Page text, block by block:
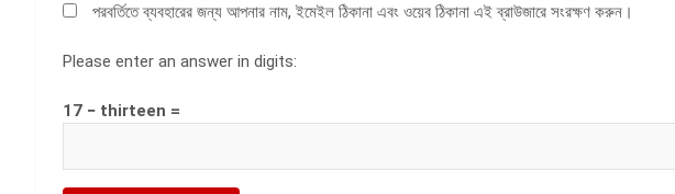
পরবর্তিতে ব্যবহারের জন্য আপনার নাম, ইমেইল ঠিকানা এবং ওয়েব ঠিকানা এই ব্রাউজারে সংরক্ষণ করুন।
Please enter an answer in digits:
17 − thirteen =